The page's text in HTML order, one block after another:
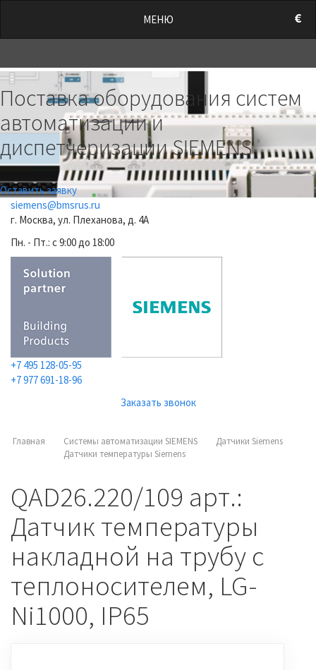
€
МЕНЮ
Previous
Поставка оборудования систем
автоматизации и
диспетчеризации SIEMENS
Оставить заявку
siemens@bmsrus.ru
г. Москва, ул. Плеханова, д. 4А
Пн. - Пт.: c 9:00 до 18:00
+7 495 128-05-95
+7 977 691-18-96
Заказать звонок
Главная Системы автоматизации SIEMENS
Датчики Siemens
Датчики температуры Siemens
QAD26.220/109 арт.:
Датчик температуры
накладной на трубу с
теплоносителем, LG-
Ni1000, IP65